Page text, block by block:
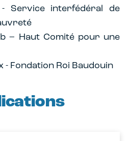
- Service interfédéral de
– Haut Comité pour une
- Fondation Roi Baudouin